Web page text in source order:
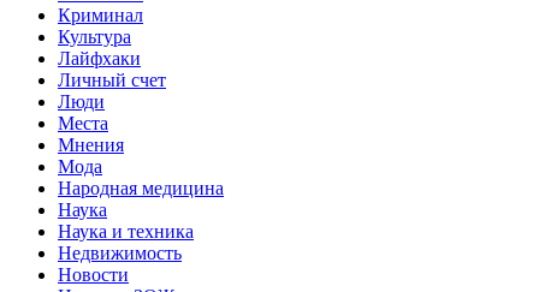
Криминал
Культура
Лайфхаки
Личный счет
Люди
Места
Мнения
Мода
Народная медицина
Наука
Наука и техника
Недвижимость
Новости